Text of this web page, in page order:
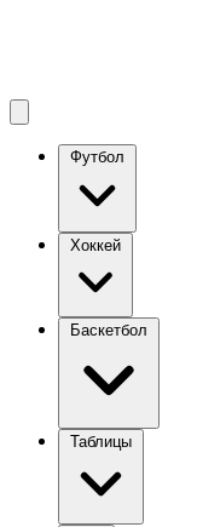
Футбол
Хоккей
Баскетбол
Таблицы